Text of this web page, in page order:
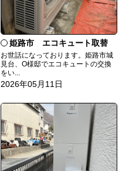
姫路市 エコキュート取替
お世話になっております。姫路市城
見台、O様邸でエコキュートの交換
をい...
2026年05月11日